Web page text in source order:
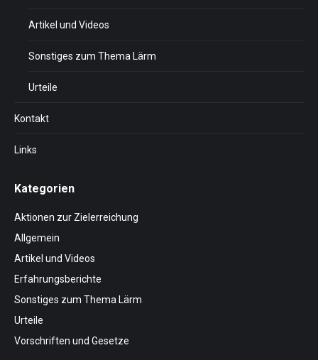
Artikel und Videos
Sonstiges zum Thema Lärm
Urteile
Kontakt
Links
Kategorien
Aktionen zur Zielerreichung
Allgemein
Artikel und Videos
Erfahrungsberichte
Sonstiges zum Thema Lärm
Urteile
Vorschriften und Gesetze